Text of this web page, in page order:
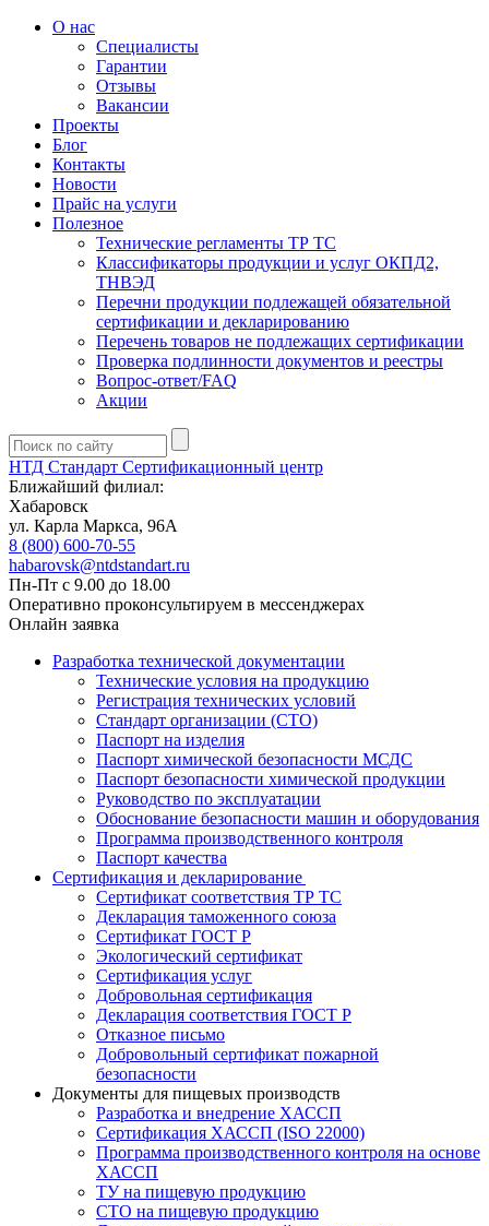
О нас
Специалисты
Гарантии
Отзывы
Вакансии
Проекты
Блог
Контакты
Новости
Прайс на услуги
Полезное
Технические регламенты ТР ТС
Классификаторы продукции и услуг ОКПД2,
ТНВЭД
Перечни продукции подлежащей обязательной
сертификации и декларированию
Перечень товаров не подлежащих сертификации
Проверка подлинности документов и реестры
Вопрос-ответ/FAQ
Акции
НТД Стандарт Сертификационный центр
Ближайший филиал:
Хабаровск
ул. Карла Маркса, 96А
8 (800) 600-70-55
habarovsk@ntdstandart.ru
Пн-Пт с 9.00 до 18.00
Оперативно проконсультируем в мессенджерах
Онлайн заявка
Разработка технической документации
Технические условия на продукцию
Регистрация технических условий
Стандарт организации (СТО)
Паспорт на изделия
Паспорт химической безопасности МСДС
Паспорт безопасности химической продукции
Руководство по эксплуатации
Обоснование безопасности машин и оборудования
Программа производственного контроля
Паспорт качества
Сертификация и декларирование
Сертификат соответствия ТР ТС
Декларация таможенного союза
Сертификат ГОСТ Р
Экологический сертификат
Сертификация услуг
Добровольная сертификация
Декларация соответствия ГОСТ Р
Отказное письмо
Добровольный сертификат пожарной
безопасности
Документы для пищевых производств
Разработка и внедрение ХАССП
Сертификация ХАССП (ISO 22000)
Программа производственного контроля на основе
ХАССП
ТУ на пищевую продукцию
СТО на пищевую продукцию